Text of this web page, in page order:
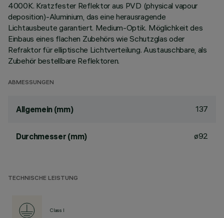
4000K. Kratzfester Reflektor aus PVD (physical vapour
deposition)-Aluminium, das eine herausragende
Lichtausbeute garantiert. Medium-Optik. Möglichkeit des
Einbaus eines flachen Zubehörs wie Schutzglas oder
Refraktor für elliptische Lichtverteilung. Austauschbare, als
Zubehör bestellbare Reflektoren.
ABMESSUNGEN
Allgemein (mm) 137
Durchmesser (mm) ø92
TECHNISCHE LEISTUNG
Class I